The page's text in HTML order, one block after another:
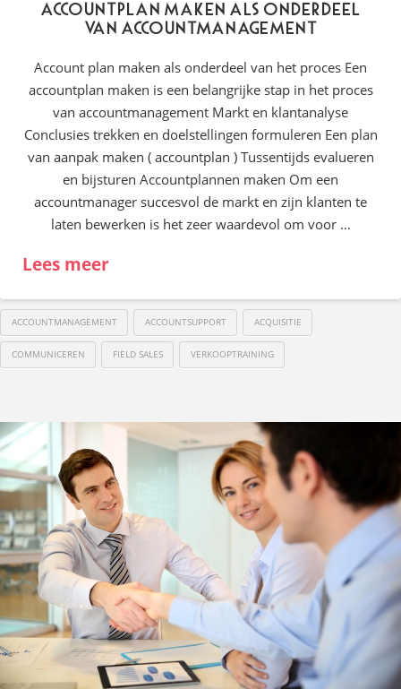
Accountplan maken als onderdeel
van accountmanagement
Account plan maken als onderdeel van het proces Een
accountplan maken is een belangrijke stap in het proces
van accountmanagement Markt en klantanalyse
Conclusies trekken en doelstellingen formuleren Een plan
van aanpak maken ( accountplan ) Tussentijds evalueren
en bijsturen Accountplannen maken Om een
accountmanager succesvol de markt en zijn klanten te
laten bewerken is het zeer waardevol om voor …
Lees meer
ACCOUNTMANAGEMENT ACCOUNTSUPPORT ACQUISITIE
COMMUNICEREN FIELD SALES VERKOOPTRAINING